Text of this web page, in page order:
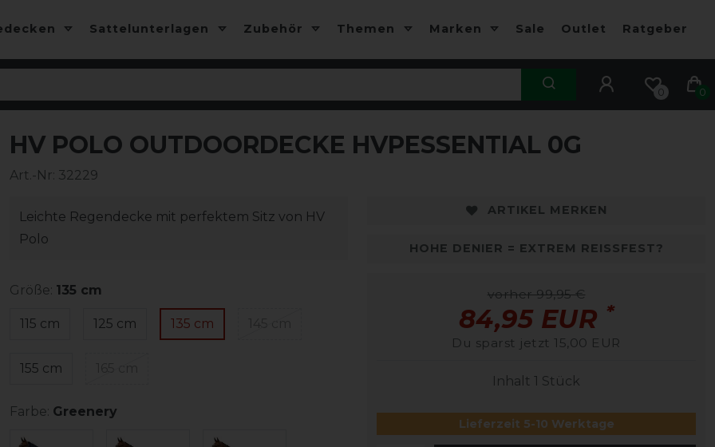
Sattelunterlagen Zubehör Themen Marken Sale Outlet Ratgeber
0 0
HV POLO OUTDOORDECKE HVPESSENTIAL 0G
Art.-Nr: 32229
Leichte Regendecke mit perfektem Sitz von HV
Polo
Größe: 135 cm
115 cm 125 cm 135 cm
155 cm
Farbe: Greenery
ARTIKEL MERKEN
HOHE DENIER = EXTREM REISSFEST?
vorher 99,95 €
84,95 EUR *
Du sparst jetzt 15,00 EUR
Inhalt 1 Stück
Lieferzeit 5-10 Werktage